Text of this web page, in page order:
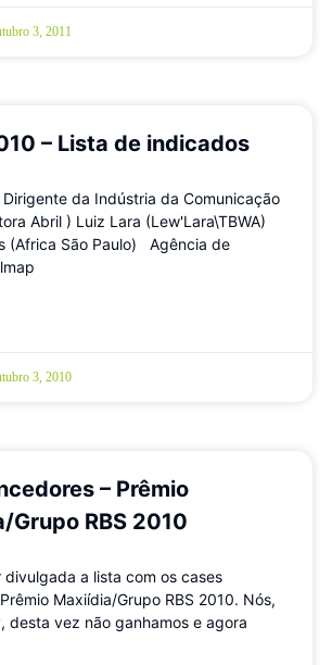
3, 2011
– Lista de indicados
Dirigente da Indústria da Comunicação
Abril ) Luiz Lara (Lew'Lara\TBWA)
(Africa São Paulo) Agência de
3, 2010
– Prêmio
Grupo RBS 2010
divulgada a lista com os cases
Maxiídia/Grupo RBS 2010. Nós,
desta vez não ganhamos e agora